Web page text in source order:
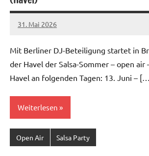
31. Mai 2026
Salsa-
Redaktion
Mit Berliner DJ-Beteiligung startet in
der Havel der Salsa-Sommer – open air
Havel an folgenden Tagen: 13. Juni –
Weiterlesen
Open Air Salsa Party